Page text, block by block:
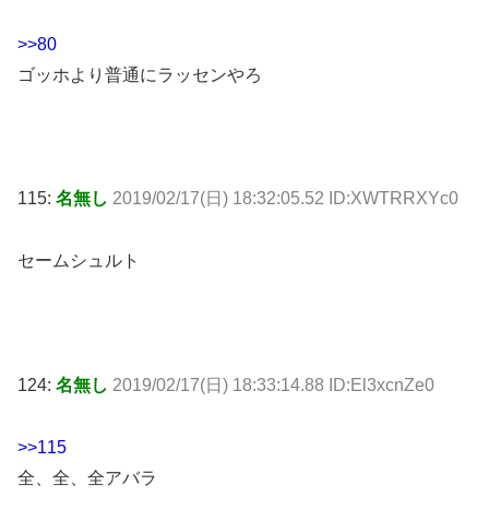
>>80
ゴッホより普通にラッセンやろ
115: 名無し 2019/02/17(日) 18:32:05.52 ID:XWTRRXYc0
セームシュルト
124: 名無し 2019/02/17(日) 18:33:14.88 ID:El3xcnZe0
>>115
全、全、全アバラ